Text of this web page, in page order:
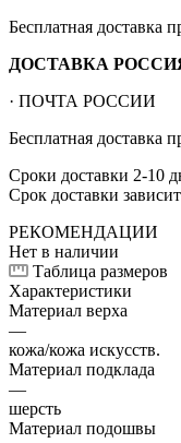
Бесплатная доставка
ДОСТАВКА
· ПОЧТА РОССИИ
Бесплатная доставка
Сроки доставки 2-10
Срок доставки
РЕКОМЕНДАЦИИ
Нет в наличии
Таблица размеров
Характеристики
Материал верха
—
кожа/кожа искусств.
Материал подклада
—
шерсть
Материал подошвы